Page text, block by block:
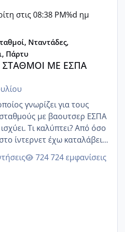
στις 08:38 PM%d ημ
Νταντάδες,
Πάρτυ
ΣΤΑΘΜΟΙ ΜΕ ΕΣΠΑ
γνωρίζει για τους
με βαουτσερ ΕΣΠΑ
Τι καλύπτει? Από όσο
ίντερνετ έχω καταλάβει
καλύπτει όλα τα
τα τροφεια του ιδιωτικού
724 εμφανίσεις